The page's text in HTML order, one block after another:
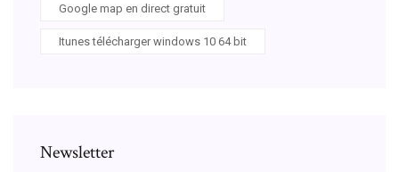
Google map en direct gratuit
Itunes télécharger windows 10 64 bit
Newsletter